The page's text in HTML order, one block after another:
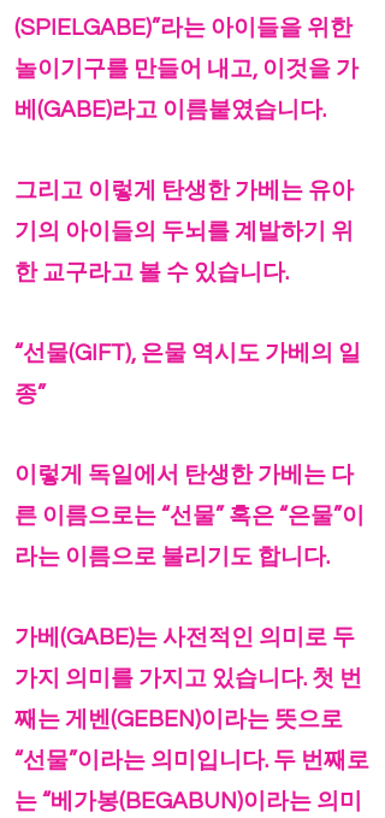
(SPIELGABE)”라는 아이들을 위한
놀이기구를 만들어 내고, 이것을 가
베(GABE)라고 이름붙였습니다.
그리고 이렇게 탄생한 가베는 유아
기의 아이들의 두뇌를 계발하기 위
한 교구라고 볼 수 있습니다.
“선물(GIFT), 은물 역시도 가베의 일
종”
이렇게 독일에서 탄생한 가베는 다
른 이름으로는 “선물” 혹은 “은물”이
라는 이름으로 불리기도 합니다.
가베(GABE)는 사전적인 의미로 두
가지 의미를 가지고 있습니다. 첫 번
째는 게벤(GEBEN)이라는 뜻으로
“선물”이라는 의미입니다. 두 번째로
는 “베가봉(BEGABUN)이라는 의미